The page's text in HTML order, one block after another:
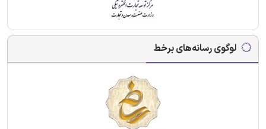
لوگوی رسانه‌های برخط